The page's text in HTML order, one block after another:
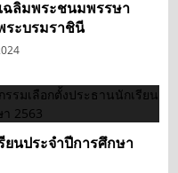
ฉลิมพระชนมพรรษา
ระบรมราชินี
ยนประจำปีการศึกษา